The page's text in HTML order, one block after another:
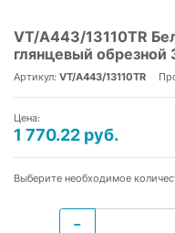
VT/A443/13110TR
глянцевый
Артикул: VT/A443/13110TR
Цена:
1 770.22 руб.
Выберите необходимое
−